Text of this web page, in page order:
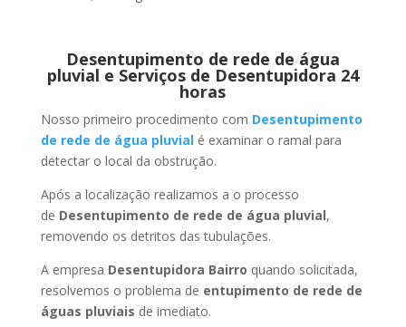
Desentupimento de rede de água
pluvial e Serviços de Desentupidora 24
horas
Nosso primeiro procedimento com Desentupimento
de rede de água pluvialé examinar o ramal para
detectar o local da obstrução.
Após a localização realizamos a o processo
de Desentupimento de rede de água pluvial,
removendo os detritos das tubulações.
A empresa Desentupidora Bairro quando solicitada,
resolvemos o problema de entupimento de rede de
águas pluviais de imediato.